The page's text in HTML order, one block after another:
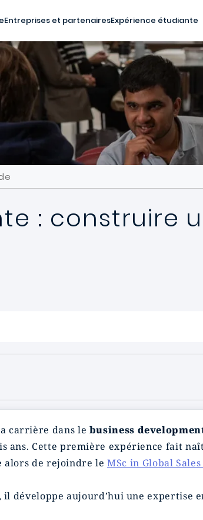
Entreprises et partenairesExpérience étudiante
: construire
carrière dans le business
ans. Cette première expérience fait
alors de rejoindre leMSc in Global
il développe aujourd’hui une expertise